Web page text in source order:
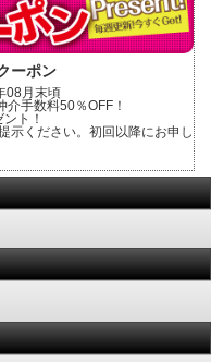
ーポン
08月末頃
手数料50％OFF！
ト！
示ください。初回以降にお申し